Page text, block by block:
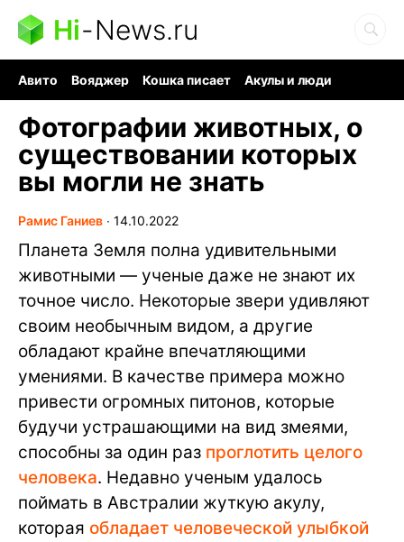
Hi-News.ru
Авито Вояджер Кошка писает
Акулы и люди
Фотографии животных, о
существовании которых
вы могли не знать
Рамис Ганиев ∙ 14.10.2022
Планета Земля полна удивительными
животными — ученые даже не знают их
точное число. Некоторые звери удивляют
своим необычным видом, а другие
обладают крайне впечатляющими
умениями. В качестве примера можно
привести огромных питонов, которые
будучи устрашающими на вид змеями,
способны за один раз проглотить целого
человека. Недавно ученым удалось
поймать в Австралии жуткую акулу,
которая обладает человеческой улыбкой